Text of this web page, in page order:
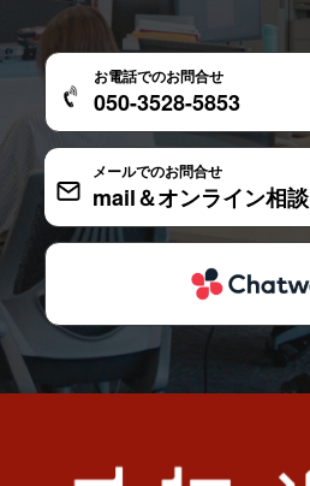
お電話でのお問合せ
050-3528-5853
メールでのお問合せ
mail＆オンライン相談